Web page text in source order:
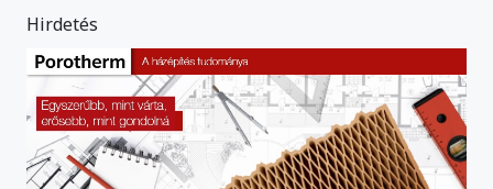
Hirdetés